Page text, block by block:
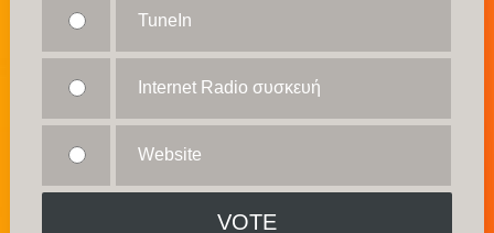
TuneIn
Internet Radio συσκευή
Website